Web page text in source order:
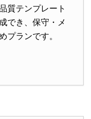
質テンプレート
でき、保守・メ
プランです。